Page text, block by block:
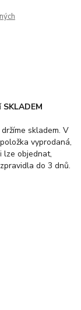
SKLADEM
skladem. V
vyprodaná,
lze objednat,
do 3 dnů.